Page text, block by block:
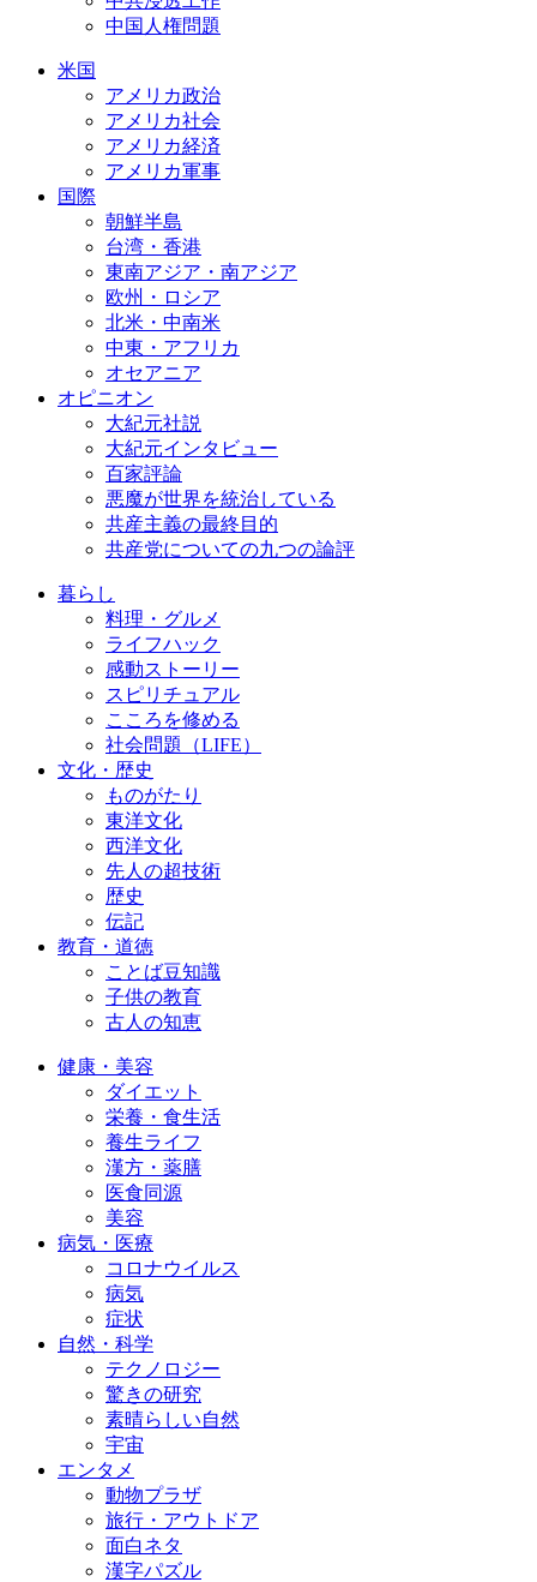
中国人権問題
米国
アメリカ政治
アメリカ社会
アメリカ経済
アメリカ軍事
国際
朝鮮半島
台湾・香港
東南アジア・南アジア
欧州・ロシア
北米・中南米
中東・アフリカ
オセアニア
オピニオン
大紀元社説
大紀元インタビュー
百家評論
悪魔が世界を統治している
共産主義の最終目的
共産党についての九つの論評
暮らし
料理・グルメ
ライフハック
感動ストーリー
スピリチュアル
こころを修める
社会問題（LIFE）
文化・歴史
ものがたり
東洋文化
西洋文化
先人の超技術
歴史
伝記
教育・道徳
ことば豆知識
子供の教育
古人の知恵
健康・美容
ダイエット
栄養・食生活
養生ライフ
漢方・薬膳
医食同源
美容
病気・医療
コロナウイルス
病気
症状
自然・科学
テクノロジー
驚きの研究
素晴らしい自然
宇宙
エンタメ
動物プラザ
旅行・アウトドア
面白ネタ
漢字パズル